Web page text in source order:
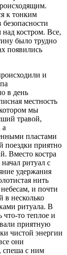
к тонким
костром. Все,
было трудно
появились
и
в день
местность
мы
травой,
а
пластами
поездки приятно
Вместо костра
ритуал с
удержания
нить
и почти
в несколько
ритуала. В
что-то теплое и
приятную
чистой энергии
они
спеша с ним